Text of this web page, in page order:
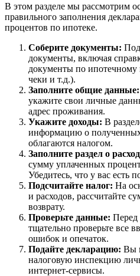
В этом разделе мы рассмотрим
правильного заполнения
процентов по ипотеке.
Соберите документы:
документы, включая
документы по ипотечному
чеки и т.д.).
Заполните общие данные:
укажите свои личные
адрес проживания.
Укажите доходы: В
информацию о полученных
облагаются налогом.
Заполните раздел о
сумму уплаченных
Убедитесь, что у вас есть
Подсчитайте налог: На
и расходов, рассчитайте
возврату.
Проверьте данные: Перед
тщательно проверьте все
ошибок и опечаток.
Подайте декларацию: Вы
налоговую инспекцию
интернет-сервисы.